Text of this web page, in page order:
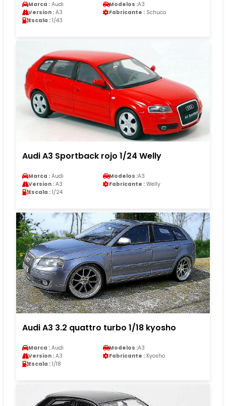
Marca : Audi Modelos :A3
Version : A3 Fabricante : Schuco
Escala : 1/43
Audi A3 Sportback rojo 1/24 Welly
Marca : Audi Modelos :A3
Version : A3 Fabricante : Welly
Escala : 1/24
Audi A3 3.2 quattro turbo 1/18 kyosho
Marca : Audi Modelos :A3
Version : A3 Fabricante : Kyosho
Escala : 1/18